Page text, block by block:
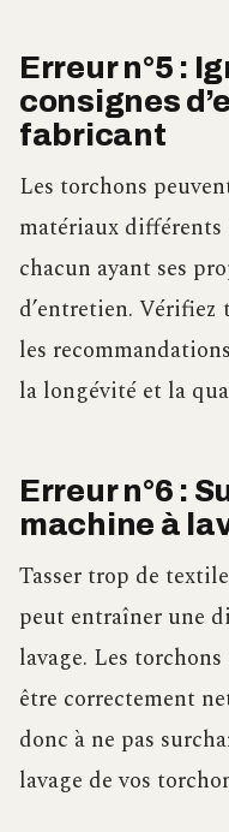
Erreur n°5 :
consignes
fabricant
Les torchons
matériaux
chacun ayant ses
d’entretien.
les
la longévité et la
Erreur n°6 :
machine à
Tasser trop de
peut entraîner une
lavage. Les
être correctement
donc à ne pas
lavage de vos